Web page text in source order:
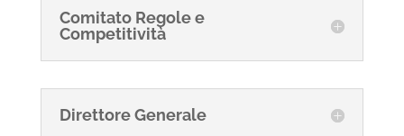
Comitato Regole e
Competitività
Direttore Generale